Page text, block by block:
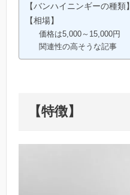
【バンハイニンギーの種類】
【相場】
価格は5,000～15,000円
関連性の高そうな記事
【特徴】